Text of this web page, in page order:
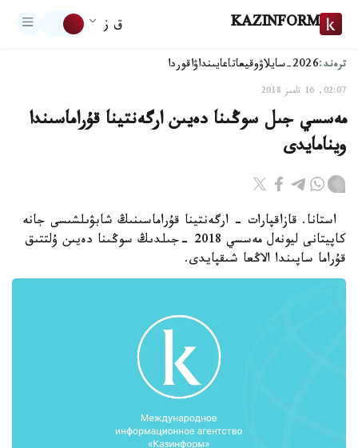
KAZINFORM ق ز
ترەند:2026-سايلاۋ وقيعاتاعايىنداۋاقوردا
02:07, 16 تامىز 2018
مەسسي جىل سوڭىنا دەيىن ارگەنتينا قۇراماسىندا
وينامايدى
استانا. قازاقپارات - ارگەنتينا قۇراماسىنىڭ شابۋىلشىسى جانە
كاپيتانى ليونەل مەسسي 2018 -جىلدىڭ سوڭىنا دەيىن ۇلتتىق
قۇراما ساپىندا الاڭعا شىقپايدى.